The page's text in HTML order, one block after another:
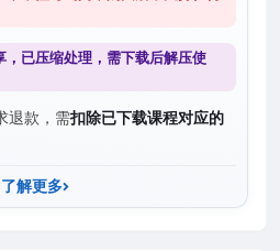
，已压缩处理，需下载后解压使
退款，需扣除已下载课程对应的
了解更多